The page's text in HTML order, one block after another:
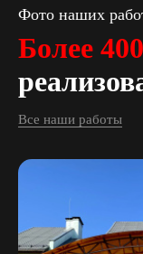
Фото наших
Более
Все наши работы